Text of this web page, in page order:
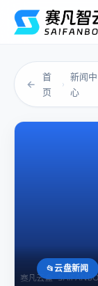
←
首
页
›
新闻中
心
云盘新闻